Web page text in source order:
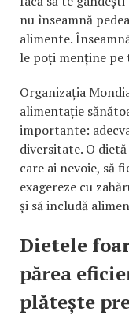
nu înseamnă
alimente.
le poți menține pe
Organizația
alimentație
importante:
diversitate. O
care ai nevoie, să
exagereze cu
și să includă
Dietele
părea
plătește